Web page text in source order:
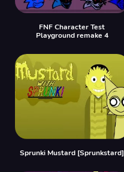
FNF Character Test
Playground remake 4
Sprunki Mustard [Sprunkstard]